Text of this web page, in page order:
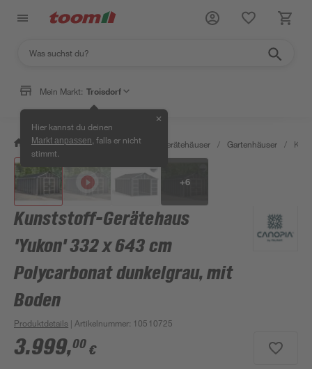
Mein Markt: Troisdorf
Hier kannst du deinen
Markt anpassen , falls er nicht
stimmt.
✕
/ Garten & Freizeit / Garten- & Gerätehäuser / Gartenhäuser /
+6
Kunststoff-Gerätehaus
'Yukon' 332 x 643 cm
Polycarbonat dunkelgrau, mit
Boden
Produktdetails | Artikelnummer: 10510725
3.999,00 €